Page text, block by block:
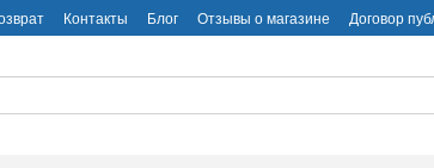
Контакты Блог Отзывы о магазине
Договор